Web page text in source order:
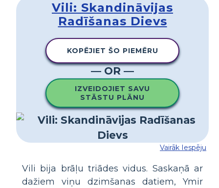
Vili: Skandināvijas
Radīšanas Dievs
KOPĒJIET ŠO PIEMĒRU
— OR —
IZVEIDOJIET SAVU
STĀSTU PLĀNU
Vairāk Iespēju
Vili bija brāļu triādes vidus. Saskaņā ar
dažiem viņu dzimšanas datiem, Ymir